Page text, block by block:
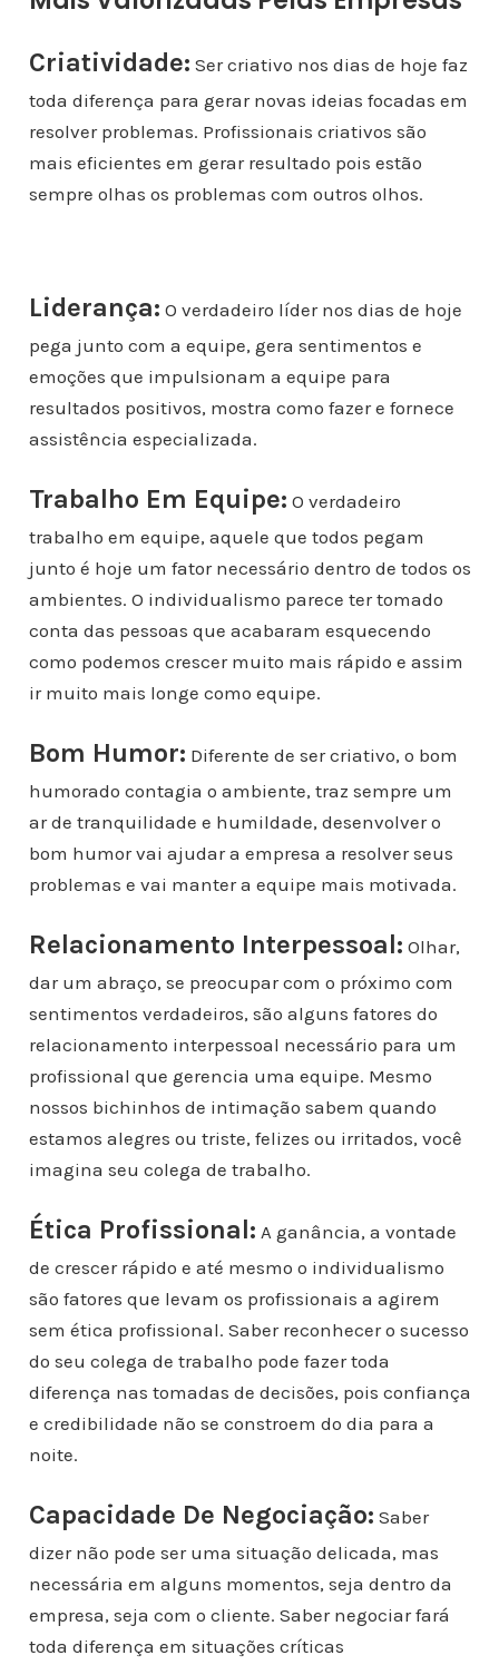
Criatividade: Ser criativo nos dias de hoje faz
toda diferença para gerar novas ideias focadas em
resolver problemas. Profissionais criativos são
mais eficientes em gerar resultado pois estão
sempre olhas os problemas com outros olhos.
Liderança: O verdadeiro líder nos dias de hoje
pega junto com a equipe, gera sentimentos e
emoções que impulsionam a equipe para
resultados positivos, mostra como fazer e fornece
assistência especializada.
Trabalho Em Equipe: O verdadeiro
trabalho em equipe, aquele que todos pegam
junto é hoje um fator necessário dentro de todos os
ambientes. O individualismo parece ter tomado
conta das pessoas que acabaram esquecendo
como podemos crescer muito mais rápido e assim
ir muito mais longe como equipe.
Bom Humor: Diferente de ser criativo, o bom
humorado contagia o ambiente, traz sempre um
ar de tranquilidade e humildade, desenvolver o
bom humor vai ajudar a empresa a resolver seus
problemas e vai manter a equipe mais motivada.
Relacionamento Interpessoal: Olhar,
dar um abraço, se preocupar com o próximo com
sentimentos verdadeiros, são alguns fatores do
relacionamento interpessoal necessário para um
profissional que gerencia uma equipe. Mesmo
nossos bichinhos de intimação sabem quando
estamos alegres ou triste, felizes ou irritados, você
imagina seu colega de trabalho.
Ética Profissional: A ganância, a vontade
de crescer rápido e até mesmo o individualismo
são fatores que levam os profissionais a agirem
sem ética profissional. Saber reconhecer o sucesso
do seu colega de trabalho pode fazer toda
diferença nas tomadas de decisões, pois confiança
e credibilidade não se constroem do dia para a
noite.
Capacidade De Negociação: Saber
dizer não pode ser uma situação delicada, mas
necessária em alguns momentos, seja dentro da
empresa, seja com o cliente. Saber negociar fará
toda diferença em situações críticas